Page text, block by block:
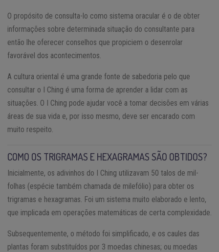
O propósito de consulta-lo como sistema oracular é o de obter
informações sobre determinada situação do consultante para
então lhe oferecer conselhos que propiciem o desenrolar
favorável dos acontecimentos.
A cultura oriental é uma grande fonte de sabedoria pelo que
consultar o I Ching é uma forma de aprender a lidar com as
situações. O I Ching pode ajudar você a tomar decisões em várias
áreas de sua vida e, por isso mesmo, deve ser encarado com
muito respeito.
COMO OS TRIGRAMAS E HEXAGRAMAS SÃO OBTIDOS?
Inicialmente, os adivinhos do I Ching utilizavam 50 talos de mil-
folhas (espécie também chamada de milefólio) para obter os
trigramas e hexagramas. Foi um sistema muito elaborado e lento,
que implicada em operações matemáticas de certa complexidade.
Subsequentemente, o método foi simplificado, e os caules das
plantas foram substituídos por 3 moedas chinesas; ou moedas